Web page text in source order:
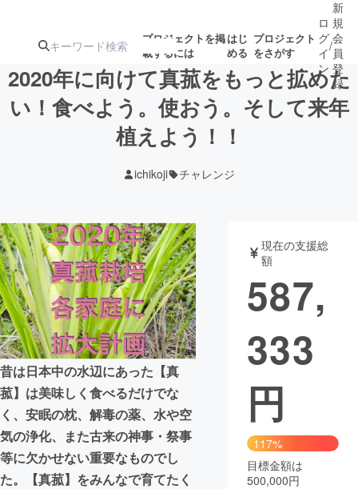
プロジェクトを掲
載するには
はじ
める
プロジェクト
をさがす
注目の新着プロ募集終了が近いプ
テクノロジー・ガジェット
映像・映画 書籍・雑誌
ビジネス・起業 チャレンジ
まちづくり・地域活性化
CAMPFIRE for Social Good
CAMPFIRE Creation
CAMPFIREふるさと納税
コミュニティ
ロ
グ
イ
ン
/
新
規
会
員
登
録
2020年に向けて真菰をもっと拡めた
い！食べよう。使おう。そして来年
植えよう！！
ichikoji チャレンジ
昔は日本中の水辺にあった【真
菰】は美味しく食べるだけでな
く、安眠の枕、解毒の薬、水や空
気の浄化、また古来の神事・祭事
等に欠かせない重要なものでし
た。【真菰】をみんなで育てたく
現在の支援総
額
587,
333
円
117%
目標金額は
500,000円